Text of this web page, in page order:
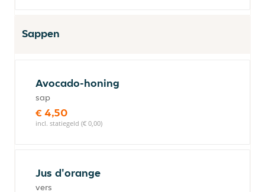
Sappen
Avocado-honing
sap
€ 4,50
incl. statiegeld (€ 0,00)
Jus d'orange
vers